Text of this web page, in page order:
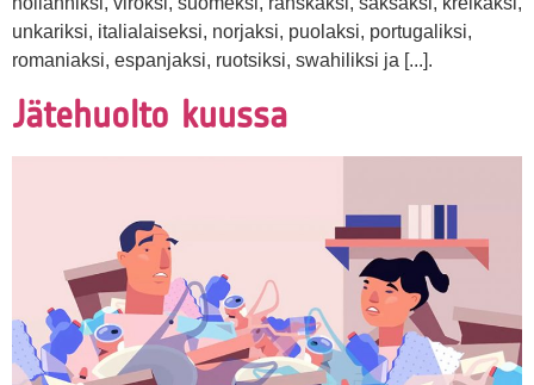
unkariksi, italialaiseksi, norjaksi, puolaksi, portugaliksi,
romaniaksi, espanjaksi, ruotsiksi, swahiliksi ja [...].
Jätehuolto kuussa